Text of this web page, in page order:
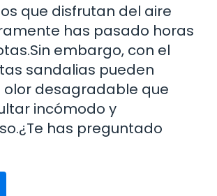
que disfrutan del aire
has pasado horas
embargo, con el
sandalias pueden
olor desagradable que
incómodo y
has preguntado